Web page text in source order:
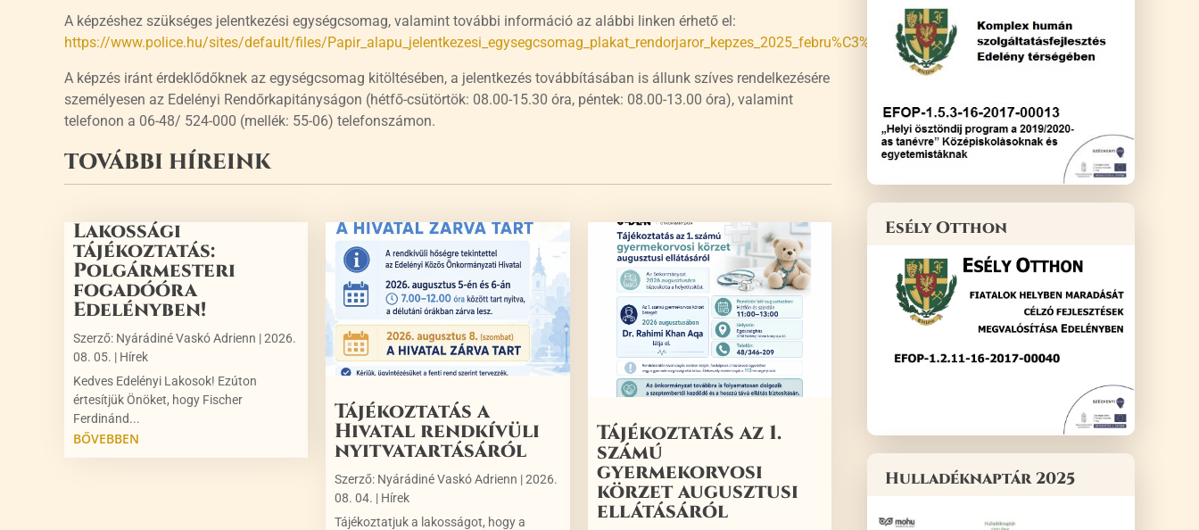
A képzéshez szükséges jelentkezési egységcsomag, valamint további információ az alábbi linken érhető el:
https://www.police.hu/sites/default/files/Papir_alapu_jelentkezesi_egysegcsomag_plakat_rendorjaror_kepzes_2025_febru%C3%A1r.pdf
A képzés iránt érdeklődőknek az egységcsomag kitöltésében, a jelentkezés továbbításában is állunk szíves rendelkezésére
személyesen az Edelényi Rendőrkapitányságon (hétfő-csütörtök: 08.00-15.30 óra, péntek: 08.00-13.00 óra), valamint
telefonon a 06-48/ 524-000 (mellék: 55-06) telefonszámon.
TOVÁBBI HÍREINK
Lakossági
tájékoztatás:
Polgármesteri
fogadóóra
Edelényben!
Szerző: Nyárádiné Vaskó Adrienn |2026.
08. 05. | Hírek
Kedves Edelényi Lakosok! Ezúton
értesítjük Önöket, hogy Fischer
Ferdinánd...
BŐVEBBEN
Tájékoztatás a
Hivatal rendkívüli
nyitvatartásáról
Szerző: Nyárádiné Vaskó Adrienn |2026.
08. 04. | Hírek
Tájékoztatjuk a lakosságot, hogy a
Tájékoztatás az 1.
számú
gyermekorvosi
körzet augusztusi
ellátásáról
Esély Otthon
Hulladéknaptár 2025